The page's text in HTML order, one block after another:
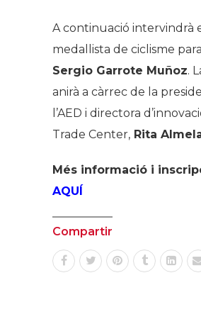
A continuació intervindrà
medallista de ciclisme
Sergio Garrote Muñoz.
anirà a càrrec de la
l’AED i directora
Trade Center, Rita
Més informació i
AQUÍ
Compartir